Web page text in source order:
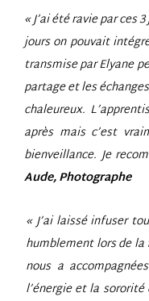
« J’ai été ravie par ces
jours on pouvait
transmise par Elyane
partage et les
chaleureux.
après mais c’est
bienveillance. Je
Aude, Photographe
« J’ai laissé infuser
humblement lors de
nous a
l’énergie et la